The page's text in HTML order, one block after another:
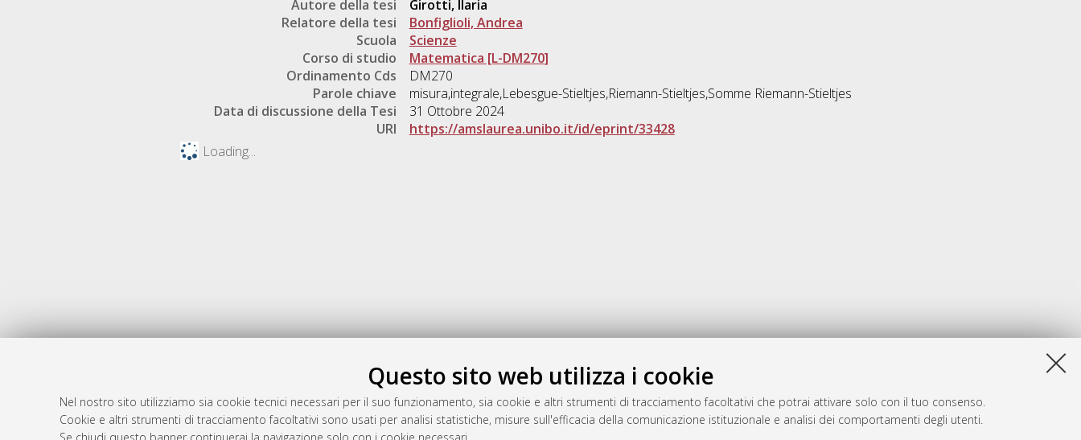
Questo sito web utilizza i cookie
Nel nostro sito utilizziamo sia cookie tecnici necessari per il suo funzionamento, sia cookie e altri strumenti di tracciamento facoltativi che potrai attivare solo con il tuo consenso.
Cookie e altri strumenti di tracciamento facoltativi sono usati per analisi statistiche, misure sull'efficacia della comunicazione istituzionale e analisi dei comportamenti degli utenti.
Autore della tesi
Girotti, Ilaria
Relatore della tesi
Bonfiglioli, Andrea
Scuola
Scienze
Corso di studio
Matematica [L-DM270]
Ordinamento Cds
DM270
Parole chiave
misura,integrale,Lebesgue-Stieltjes,Riemann-Stieltjes,Somme Riemann-Stieltjes
Data di discussione della Tesi
31 Ottobre 2024
URI
https://amslaurea.unibo.it/id/eprint/33428
Loading...
Gestione del documento:
Atom
AMS Laurea